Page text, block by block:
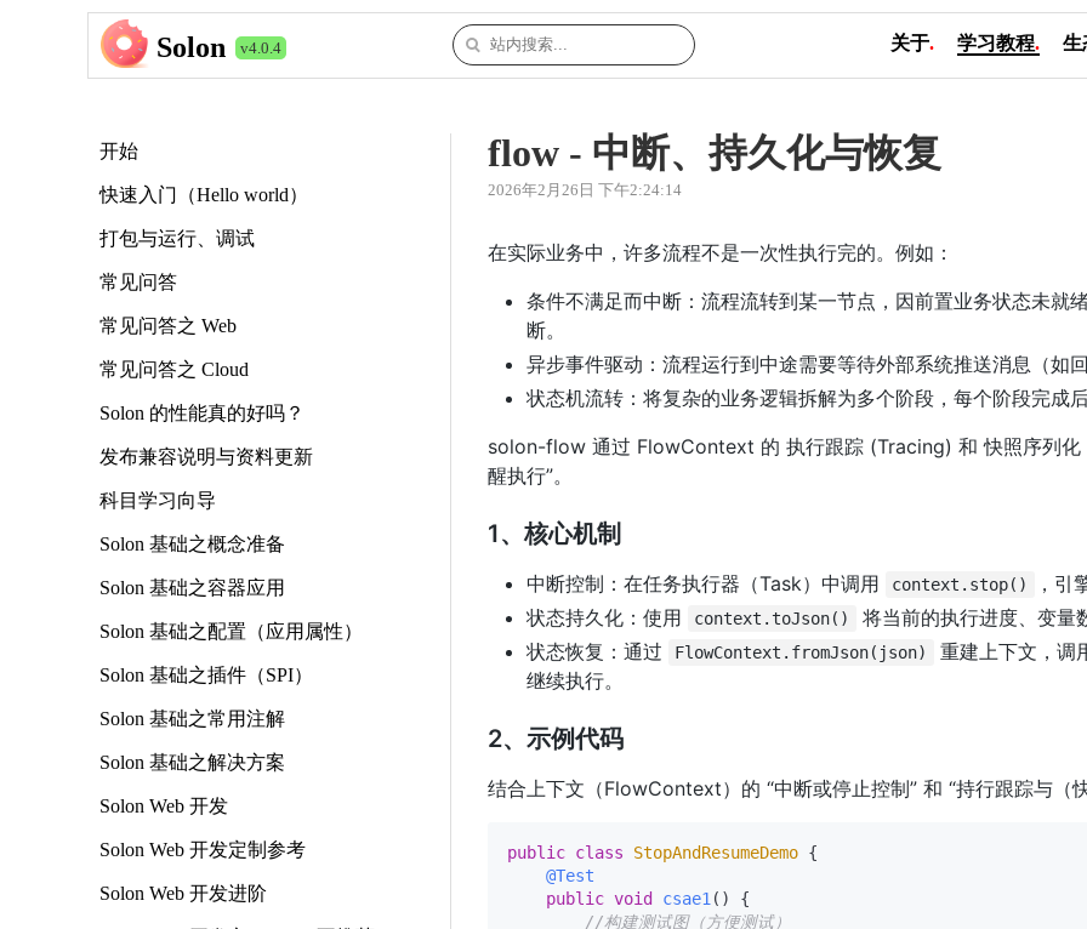
Solon v4.0.4 关于. 学习教程. 生
开始
快速入门（Hello world）
打包与运行、调试
常见问答
常见问答之 Web
常见问答之 Cloud
Solon 的性能真的好吗？
发布兼容说明与资料更新
科目学习向导
Solon 基础之概念准备
Solon 基础之容器应用
Solon 基础之配置（应用属性）
Solon 基础之插件（SPI）
Solon 基础之常用注解
Solon 基础之解决方案
Solon Web 开发
Solon Web 开发定制参考
Solon Web 开发进阶
flow - 中断、持久化与恢复
2026年2月26日 下午2:24:14
在实际业务中，许多流程不是一次性执行完的。例如：
条件不满足而中断：流程流转到某一节点，因前置业务状态未就
断。
异步事件驱动：流程运行到中途需要等待外部系统推送消息（如
状态机流转：将复杂的业务逻辑拆解为多个阶段，每个阶段完成后
solon-flow 通过 FlowContext 的 执行跟踪 (Tracing) 和 快照序列化
醒执行”。
1、核心机制
中断控制：在任务执行器（Task）中调用 context.stop()
，引
状态持久化：使用
context.toJson()
将当前的执行进度、变量
状态恢复：通过
FlowContext.fromJson(json) 重建上下文，调
继续执行。
2、示例代码
结合上下文（FlowContext）的 “中断或停止控制” 和 “持行跟踪与（
public class StopAndResumeDemo {
@Test
public void csae1 ()
{
//构建测试图（方便测试）